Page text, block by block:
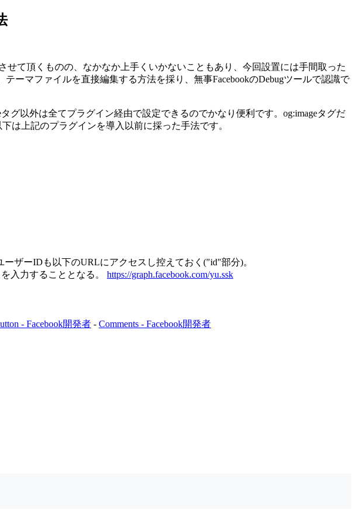
せて頂くものの、なかなか上手くいかないこともあり、今回設置には手間取った
ーマファイルを直接編集する方法を採り、無事FacebookのDebugツールで認識で
グ以外は全てプラグイン経由で設定できるのでかなり便利です。og:imageタグだ
下は上記のプラグインを導入以前に採った手法です。
ーザーIDも以下のURLにアクセスし控えておく("id"部分)。
入力することとなる。 https://graph.facebook.com/yu.ssk
- Facebook開発者 - Comments - Facebook開発者